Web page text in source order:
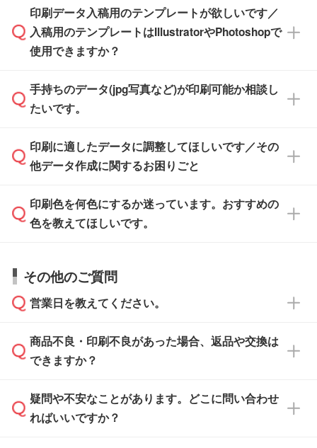
※土日祝日を除く営業日換算です。
※沖縄・離島は追加日数がかかります。
ザインソフトがなくても安心です。
また、「データ作成サービス
せいただければ、弊社にて無料でデザインデー
タを1点作成いたします。
IllustratorやPhotoshop、CLIP STUDIOなどのデ
ザインソフトでこだわりのデザインを作成した
い方は、完全データ入稿
積・ご注文フォームにアップロードしてご入稿
ください。
ご入稿後は経験豊富なスタッフがデータに不備
がないかチェックし、お客様と確認してから印
刷に進みますので、ご安心ください。
印刷データ入稿用のテンプレートが欲しいです／
入稿用のテンプレートはIllustratorやPhotoshopで
使用できますか？
一部商品は入稿用テンプレートのご用意があり
ます。各商品ページの『印刷方法・テンプレー
入稿用のテンプレートはPDF形式ですが、
IllustratorやPhotoshopで開いてご利用いただけ
方」をご確認ください。
手持ちのデータ(jpg写真など)が印刷可能か相談し
たいです。
印刷に適したデータ・解像度かどうか、担当ス
タッフが事前に確認いたします。
ムへ添付いただくか、担当スタッフ宛にメール
でお送りください。
い合わせください。
なお、印刷用データの作り方に関する詳細は、
印刷に適したデータに調整してほしいです／その
他データ作成に関するお困りごと
データ作成でお困りの際には、担当スタッフが
サポートいたしますのでお気軽にご相談くださ
から添付してお送りください。
・解像度の低いデータをトレース/調整してほ
しい
解像度の低い画像や、手書きのイラスト、写真
などを、印刷に適したベクターデータに変換し
・フルカラーデータを1色に変換してほしい
印刷色を何色にするか迷っています。おすすめの
色を教えてほしいです。
お見積・ご注文・
相談いただきますと、担当スタッフがお客様の
ご希望や商品の本体色を確認し、印刷色をご提
本体色がブラック、ネイビーなど濃色の場合は
白色か淡い色の印刷色をおすすめしておりま
す。
本体色がナチュラルなど淡色の場合、印刷をく
っきりと目立たせたいときは濃い印刷色が、柔
らかい雰囲気にしたいときは淡い印刷色が映え
その他のご質問
営業日を教えてください。
営業日は平日の10:00～18:00で、土日祝日はお
休みとなります。注文・見積・お問い合わせ
速やかに対応いたします。
商品不良・印刷不良があった場合、返品や交換は
できますか？
お手数をお掛けいたしますが、至急担当スタッ
フまでご連絡ください。商品の状況を確認し、
疑問や不安なことがあります。どこに問い合わせ
ればいいですか？